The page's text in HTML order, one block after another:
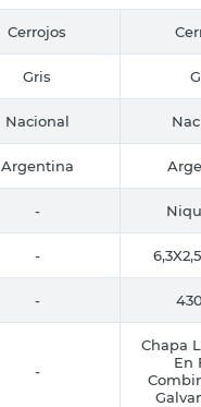
Cerrojos
Gris
Nacional
Argentina
-
-
-
-
Chapa
En